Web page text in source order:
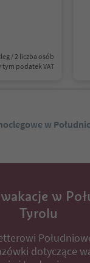
/ 2 liczba osób
tym podatek VAT
w
w
Tyrolu
dotyczące